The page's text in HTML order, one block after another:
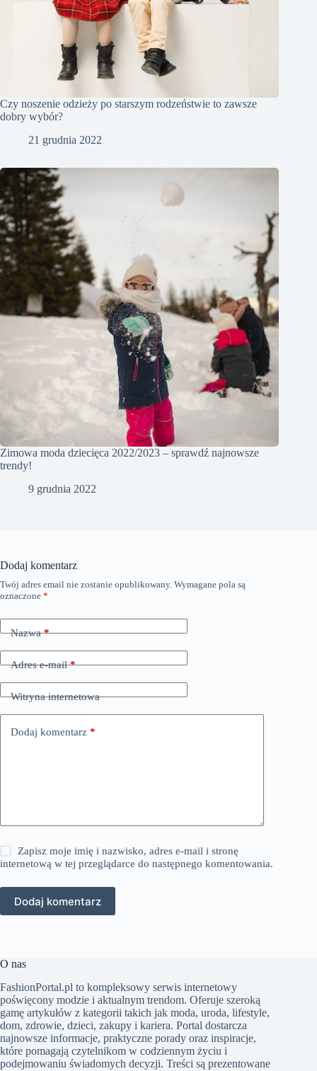
Czy noszenie odzieży po starszym rodzeństwie to zawsze
dobry wybór?
21 grudnia 2022
Zimowa moda dziecięca 2022/2023 – sprawdź najnowsze
trendy!
9 grudnia 2022
Dodaj komentarz
Twój adres email nie zostanie opublikowany. Wymagane pola są
oznaczone *
Nazwa*
Adres e-mail*
Witryna internetowa
Dodaj komentarz *
Zapisz moje imię i nazwisko, adres e-mail i stronę
internetową w tej przeglądarce do następnego komentowania.
Dodaj komentarz
O nas
FashionPortal.pl to kompleksowy serwis internetowy
poświęcony modzie i aktualnym trendom. Oferuje szeroką
gamę artykułów z kategorii takich jak moda, uroda, lifestyle,
dom, zdrowie, dzieci, zakupy i kariera. Portal dostarcza
najnowsze informacje, praktyczne porady oraz inspiracje,
które pomagają czytelnikom w codziennym życiu i
podejmowaniu świadomych decyzji. Treści są prezentowane